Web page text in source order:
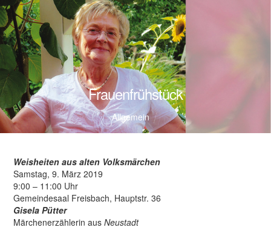
Frauenfrühstück
Allgemein
Weisheiten aus alten Volksmärchen
Samstag, 9. März 2019
9:00 – 11:00 Uhr
Gemeindesaal Freisbach, Hauptstr. 36
Gisela Pütter
Märchenerzählerin ausNeustadt